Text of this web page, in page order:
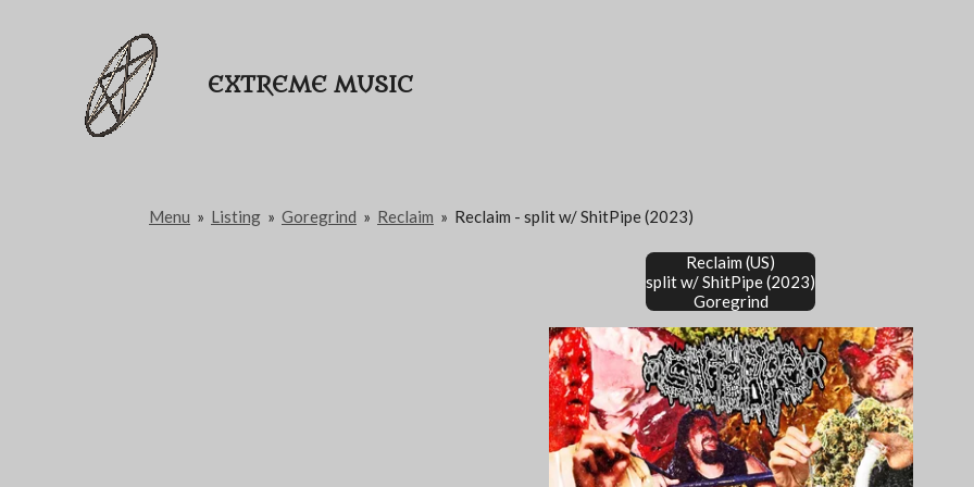
EXTREME MUSIC
Menu » Listing » Goregrind » Reclaim » Reclaim - split w/ ShitPipe (2023)
Reclaim (US)
split w/ ShitPipe (2023)
Goregrind